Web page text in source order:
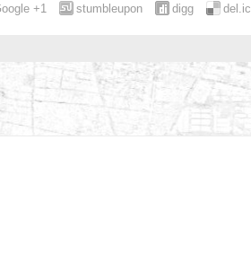
digg
stumbleupon
+1